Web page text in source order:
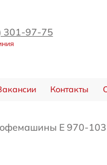
301-97-75
Контакты
Е 970-103